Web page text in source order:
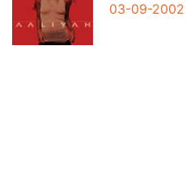
03-09-2002